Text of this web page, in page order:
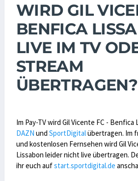
WIRD GIL
BENFICA
LIVE IM TV
STREAM
ÜBERTRAGEN?
Im Pay-TV wird Gil Vicente FC - Benfica
DAZN und SportDigitalübertragen. Im
und kostenlosen Fernsehen wird Gil
Lissabon leider nicht live übertragen.
ihr euch aufstart.sportdigital.de